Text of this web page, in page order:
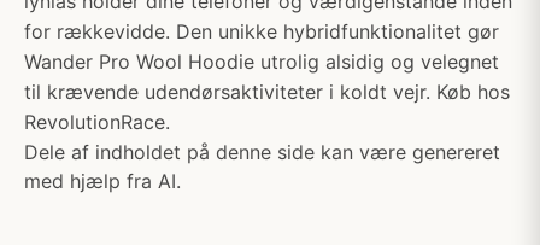
for rækkevidde. Den unikke hybridfunktionalitet gør
Wander Pro Wool Hoodie utrolig alsidig og velegnet
til krævende udendørsaktiviteter i koldt vejr. Køb hos
RevolutionRace.
Dele af indholdet på denne side kan være genereret
med hjælp fra AI.